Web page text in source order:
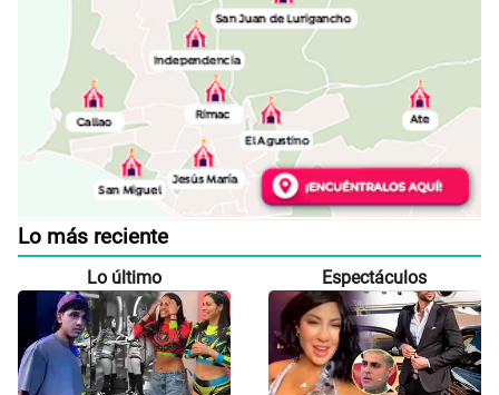
Lo más reciente
Lo último Espectáculos